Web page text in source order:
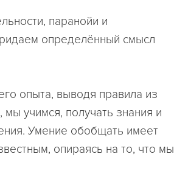
паранойи и
определённый смысл
опыта, выводя правила из
учимся, получать знания и
Умение обобщать имеет
опираясь на то, что мы